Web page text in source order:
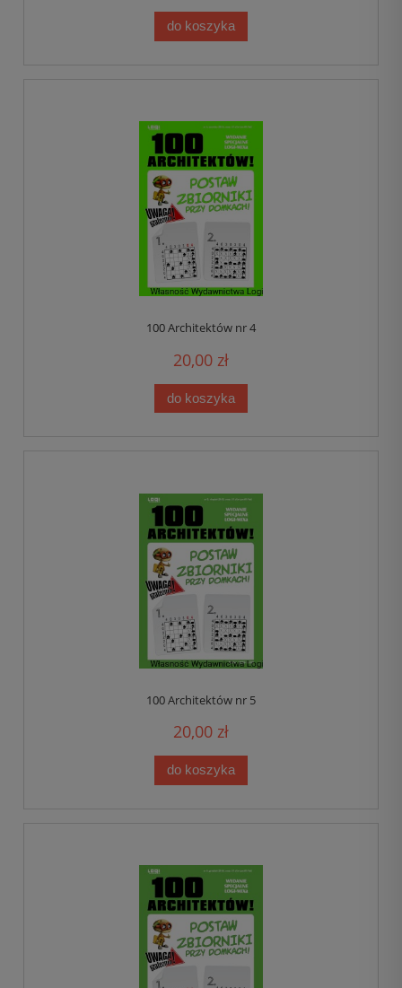
do koszyka
100 Architektów nr 4
20,00 zł
do koszyka
100 Architektów nr 5
20,00 zł
do koszyka